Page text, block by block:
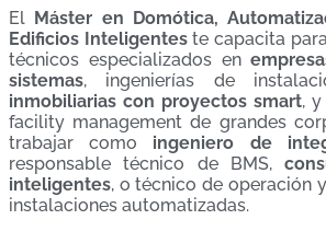
El Máster en Domótica,
Edificios Inteligenteste capacita
técnicos especializados en
sistemas, ingenierías de
inmobiliarias con proyectos smart,
facility management de grandes
trabajar como ingeniero de
responsable técnico de BMS,
inteligentes, o técnico de operación
instalaciones automatizadas.